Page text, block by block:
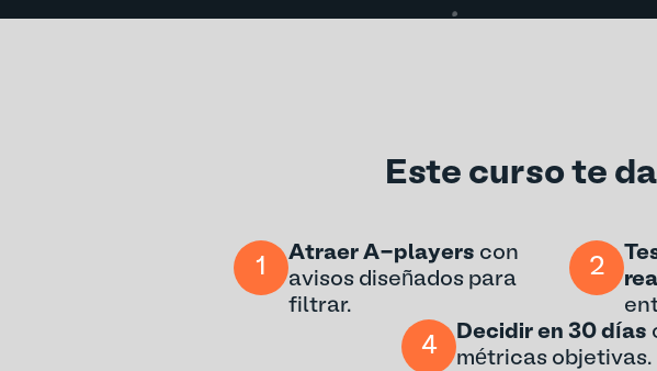
Este curso te
1
Atraer A-players con
avisos diseñados para
filtrar.
2
4
Decidir en 30 días
métricas objetivas.